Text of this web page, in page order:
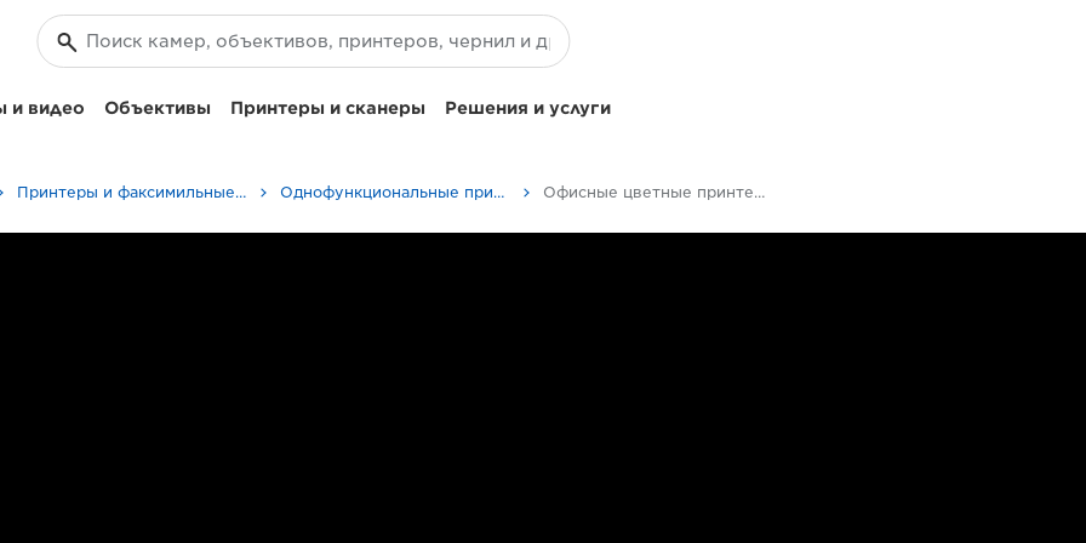
и видео Объективы Принтеры и сканеры Решения и услуги
Принтеры и факсимильные аппараты для бизнеса Однофункциональные принтеры - Canon Uzbekistan Офисные цветные принтеры